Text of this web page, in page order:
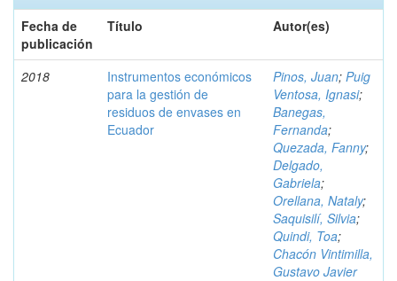
Fecha de
publicación
Título Autor(es)
2018
Instrumentos económicos
para la gestión de
residuos de envases en
Ecuador
Pinos, Juan; Puig
Ventosa, Ignasi;
Banegas,
Fernanda;
Quezada, Fanny;
Delgado,
Gabriela;
Orellana, Nataly;
Saquisilí, Silvia;
Quindi, Toa;
Chacón Vintimilla,
Gustavo Javier